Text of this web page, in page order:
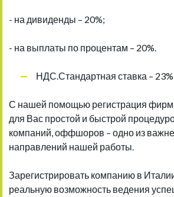
- на дивиденды – 20%;
- на выплаты по процентам – 20%.
НДС.Стандартная ставка –
С нашей помощью регистрация
для Вас простой и быстрой
компаний, оффшоров – одно из
направлений нашей работы.
Зарегистрировать компанию в
реальную возможность ведения